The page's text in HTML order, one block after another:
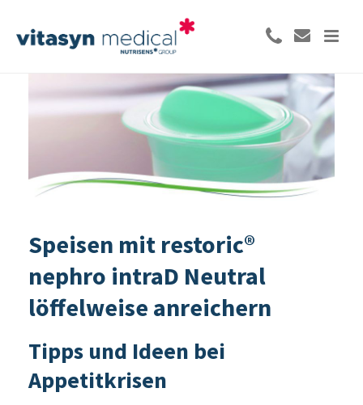
Speisen mit restoric®
nephro intraD Neutral
löffelweise anreichern
Tipps und Ideen bei
Appetitkrisen